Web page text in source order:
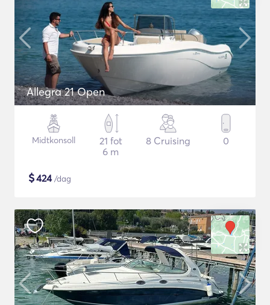
Allegra 21 Open
Midtkonsoll
21 fot
6 m
8 Cruising 0
$424/dag